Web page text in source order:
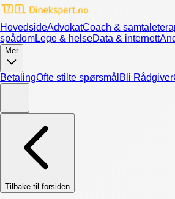
HovedsideAdvokatCoach &
spådomLege & helseData & internett
Mer
BetalingOfte stilte spørsmål Bli Rådgiver
Tilbake til forsiden